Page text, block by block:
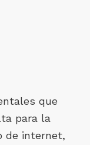
que
para la
de internet,